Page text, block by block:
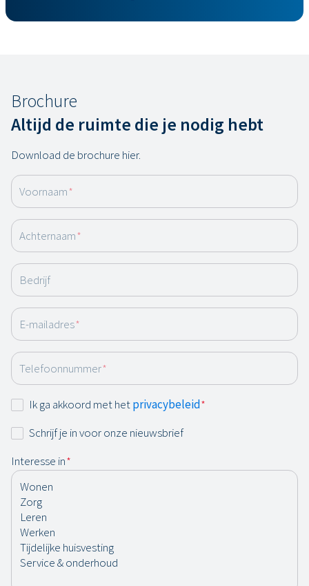
Brochure
Altijd de ruimte die je nodig hebt
Download de brochure hier.
Voornaam*
Achternaam*
Bedrijf
E-mailadres*
Telefoonnummer*
Instemming
Ik ga akkoord met hetprivacybeleid*
Nieuwsbrief
Schrijf je in voor onze nieuwsbrief
Interesse in*